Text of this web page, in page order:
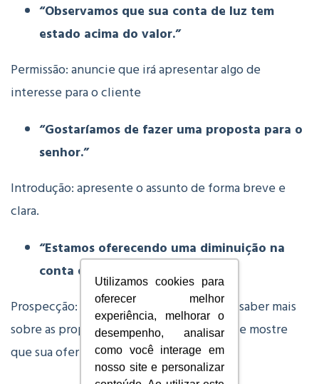
Utilizamos cookies para
oferecer melhor
experiência, melhorar o
desempenho, analisar
como você interage em
nosso site e personalizar
“Observamos que sua conta de luz tem
estado acima do valor.”
Permissão: anuncie que irá apresentar algo de
interesse para o cliente
“Gostaríamos de fazer uma proposta para o
senhor.”
Introdução: apresente o assunto de forma breve e
clara.
“Estamos oferecendo uma diminuição na
conta de luz.”
Prospecção: incite o prospector a querer saber mais
sobre as propostas, acentue as vantagens e mostre
que sua oferta é imperdível e para ele.